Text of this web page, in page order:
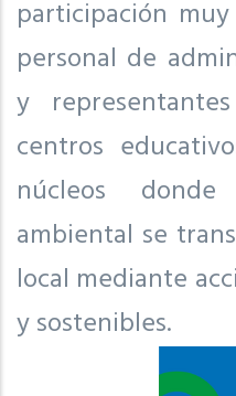
participación
personal de
y
centros
núcleos
ambiental se
local mediante
y sostenibles.